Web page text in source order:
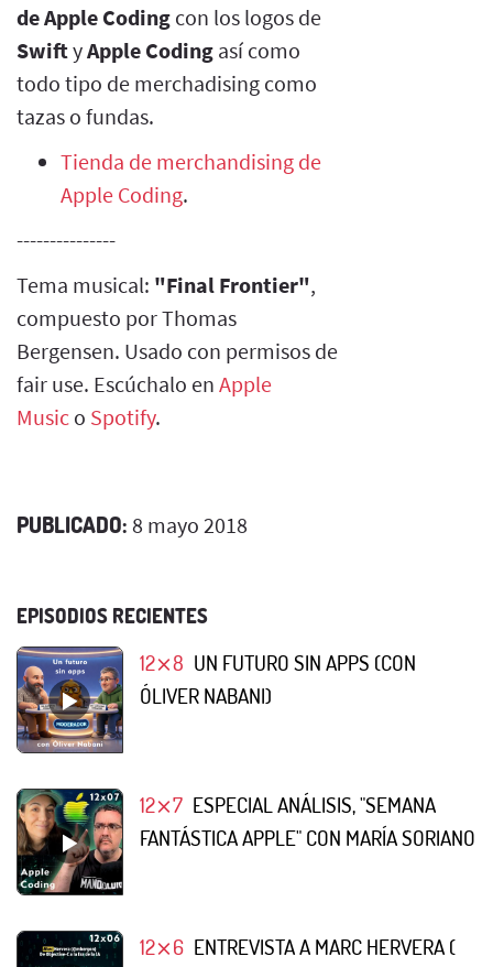
de Apple Coding con los logos de
SwiftyApple Coding así como
todo tipo de merchadising como
tazas o fundas.
Tienda de merchandising de
Apple Coding.
---------------
Tema musical: "Final Frontier",
compuesto por Thomas
Bergensen. Usado con permisos de
fair use. Escúchalo en Apple
Music o Spotify.
PUBLICADO: 8 mayo 2018
EPISODIOS RECIENTES
12⨯8 UN FUTURO SIN APPS (CON
ÓLIVER NABANI)
12⨯7 ESPECIAL ANÁLISIS, "SEMANA
FANTÁSTICA APPLE" CON MARÍA SORIANO
12⨯6 ENTREVISTA A MARC HERVERA (